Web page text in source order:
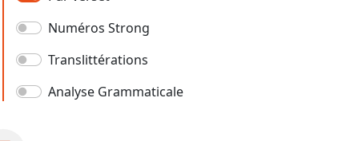
Numéros Strong
Translittérations
Analyse Grammaticale